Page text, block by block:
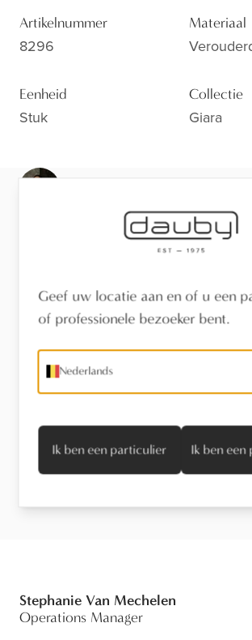
Artikelnummer
8296
Materiaal
Eenheid
Stuk
Collectie
Giara
Bekijk de afwerking van dichtbij, laat
vind een verdeler in je buurt.
Bezoek de toonzaal
Stel een vraag
Technische informatie
Stephanie Van Mechelen
Operations Manager
Geef uw locatie aan en of u een
of professionele bezoeker bent.
Nederlands
Ik ben een particulier Ik ben een